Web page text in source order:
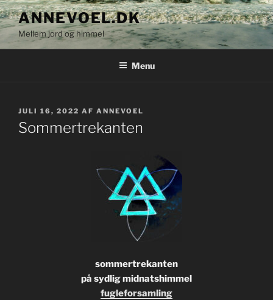
Videre
til
indhold
ANNEVOEL.DK
Mellem jord og himmel
Menu
UDGIVET
DEN
JULI 16, 2022 AF ANNEVOEL
Sommertrekanten
sommertrekanten
på sydlig midnatshimmel
fugleforsamling